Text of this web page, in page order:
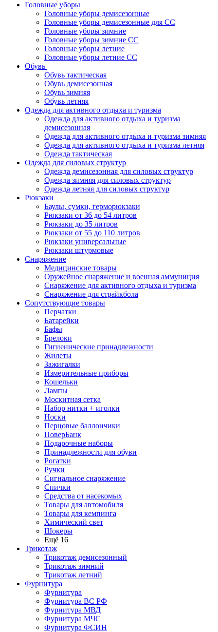
Головные уборы
Головные уборы демисезонные
Головные уборы демисезонные для СС
Головные уборы зимние
Головные уборы зимние СС
Головные уборы летние
Головные уборы летние СС
Обувь
Обувь тактическая
Обувь демисезонная
Обувь зимняя
Обувь летняя
Одежда для активного отдыха и туризма
Одежда для активного отдыха и туризма
демисезонная
Одежда для активного отдыха и туризма зимняя
Одежда для активного отдыха и туризма летняя
Одежда тактическая
Одежда для силовых структур
Одежда демисезонная для силовых структур
Одежда зимняя для силовых структур
Одежда летняя для силовых структур
Рюкзаки
Баулы, сумки, герморюкзаки
Рюкзаки от 36 до 54 литров
Рюкзаки до 35 литров
Рюкзаки от 55 до 110 литров
Рюкзаки универсальные
Рюкзаки штурмовые
Снаряжение
Медицинские товары
Оружейное снаряжение и военная аммуниция
Снаряжение для активного отдыха и туризма
Снаряжение для страйкбола
Сопутствующие товары
Перчатки
Батарейки
Бафы
Брелоки
Гигиенические принадлежности
Жилеты
Зажигалки
Измерительные приборы
Кошельки
Лампы
Москитная сетка
Набор нитки + иголки
Носки
Перцовые баллончики
ПоверБанк
Подарочные наборы
Принадлежности для обуви
Рогатки
Ручки
Сигнальное снаряжение
Спички
Средства от насекомых
Товары для автомобиля
Товары для кемпинга
Химический свет
Шокеры
Ещё 16
Трикотаж
Трикотаж демисезонный
Трикотаж зимний
Трикотаж летний
Фурнитура
Фурнитура
Фурнитура ВС РФ
Фурнитура МВД
Фурнитура МЧС
Фурнитура ФСИН